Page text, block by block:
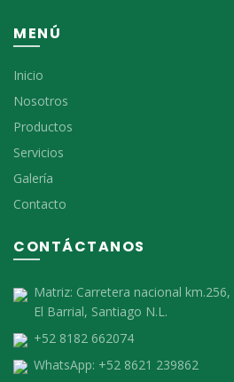
MENÚ
Inicio
Nosotros
Productos
Servicios
Galería
Contacto
CONTÁCTANOS
Matriz: Carretera nacional km.256,
El Barrial, Santiago N.L.
+52 8182 662074
WhatsApp: +52 8621 239862